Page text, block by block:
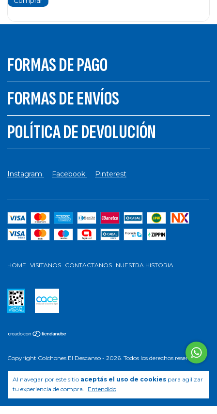
Al navegar por este sitio aceptás el uso de cookies para agilizar
tu experiencia de compra. Entendido
FORMAS DE PAGO
FORMAS DE ENVÍOS
POLÍTICA DE DEVOLUCIÓN
Instagram Facebook Pinterest
HOME VISITANOS CONTACTANOS NUESTRA HISTORIA
Copyright Colchones El Descanso - 2026. Todos los derechos reservados.
Defensa de las y los consumidores. Para reclamos ingresá acá. / Botón
de arrepentimiento